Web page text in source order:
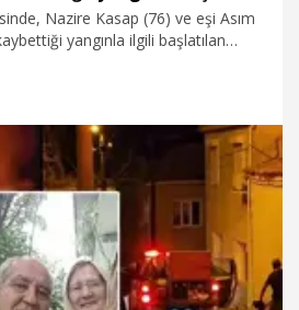
Nazire Kasap (76) ve eşi Asım
yangınla ilgili başlatılan
belirlendi.